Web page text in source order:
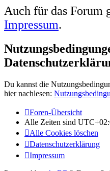
Auch für das Forum
Impressum.
Du kannst die
hier nachlesen:
Foren-Übersicht
Alle Zeiten sind
Alle Cookies löschen
Datenschutzerklärung
Impressum